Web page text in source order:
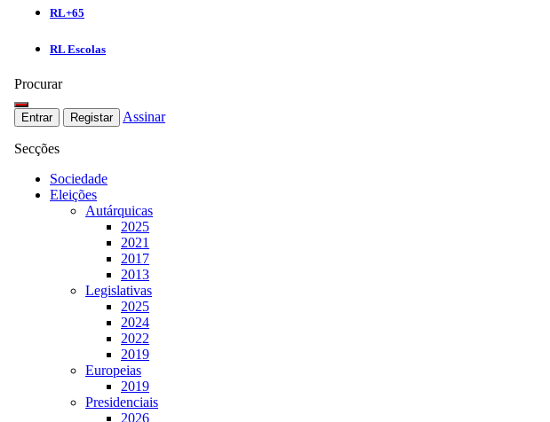
RL+65
RL Escolas
Procurar
Entrar Registar Assinar
Secções
Sociedade
Eleições
Autárquicas
2025
2021
2017
2013
Legislativas
2025
2024
2022
2019
Europeias
2019
Presidenciais
2026